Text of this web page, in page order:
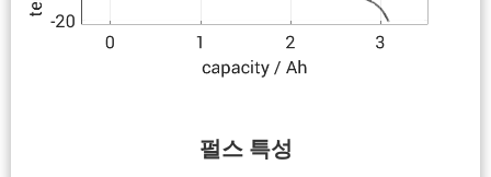
펄스 특성